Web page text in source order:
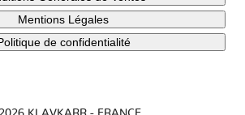
Mentions Légales
de confidentialité